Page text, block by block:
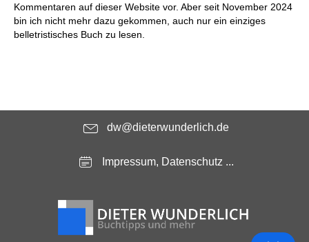
Kommentaren auf dieser Website vor. Aber seit November 2024
bin ich nicht mehr dazu gekommen, auch nur ein einziges
belletristisches Buch zu lesen.
dw@dieterwunderlich.de
Impressum, Datenschutz ...